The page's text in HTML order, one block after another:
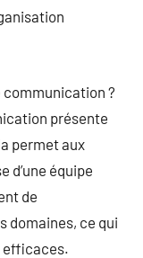
communication ?
présente
permet aux
d’une équipe
de
domaines, ce qui
efficaces.